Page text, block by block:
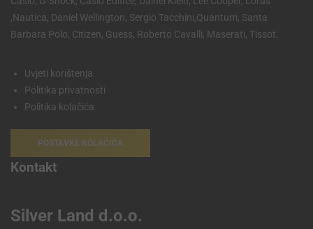
,Nautica, Daniel Wellington, Sergio Tacchini,Quantum, Santa
Barbara Polo, Citizen, Guess, Roberto Cavalli, Maserati, Tissot.
Uvjeti korištenja
Politika privatnosti
Politika kolačića
POSTAVKE KOLAČIĆA
Kontakt
Silver Land d.o.o.